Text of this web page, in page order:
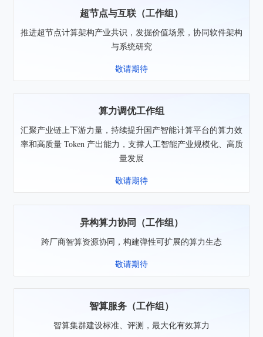
超节点与互联（工作组）
推进超节点计算架构产业共识，发掘价值场景，协同软件架构
与系统研究
敬请期待
算力调优工作组
汇聚产业链上下游力量，持续提升国产智能计算平台的算力效
率和高质量 Token 产出能力，支撑人工智能产业规模化、高质
量发展
敬请期待
异构算力协同（工作组）
跨厂商智算资源协同，构建弹性可扩展的算力生态
敬请期待
智算服务（工作组）
智算集群建设标准、评测，最大化有效算力